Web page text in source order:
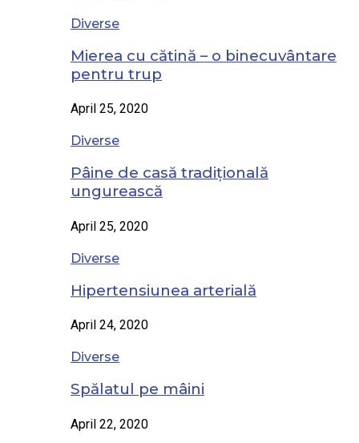
Diverse
Mierea cu cătină – o binecuvântare
pentru trup
April 25, 2020
Diverse
Pâine de casă tradițională
ungurească
April 25, 2020
Diverse
Hipertensiunea arterială
April 24, 2020
Diverse
Spălatul pe mâini
April 22, 2020